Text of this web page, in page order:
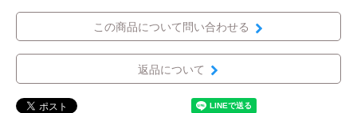
この商品について問い合わせる
返品について